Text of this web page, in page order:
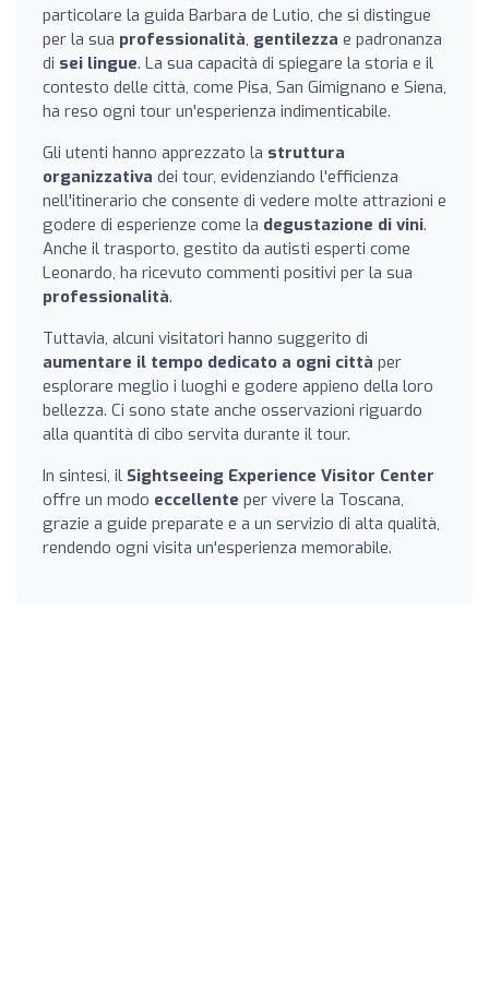
particolare la guida Barbara de Lutio, che si distingue
per la sua professionalità, gentilezza e padronanza
di sei lingue. La sua capacità di spiegare la storia e il
contesto delle città, come Pisa, San Gimignano e Siena,
ha reso ogni tour un'esperienza indimenticabile.
Gli utenti hanno apprezzato la struttura
organizzativa dei tour, evidenziando l'efficienza
nell'itinerario che consente di vedere molte attrazioni e
godere di esperienze come la degustazione di vini.
Anche il trasporto, gestito da autisti esperti come
Leonardo, ha ricevuto commenti positivi per la sua
professionalità.
Tuttavia, alcuni visitatori hanno suggerito di
aumentare il tempo dedicato a ogni città per
esplorare meglio i luoghi e godere appieno della loro
bellezza. Ci sono state anche osservazioni riguardo
alla quantità di cibo servita durante il tour.
In sintesi, il Sightseeing Experience Visitor Center
offre un modo eccellente per vivere la Toscana,
grazie a guide preparate e a un servizio di alta qualità,
rendendo ogni visita un'esperienza memorabile.